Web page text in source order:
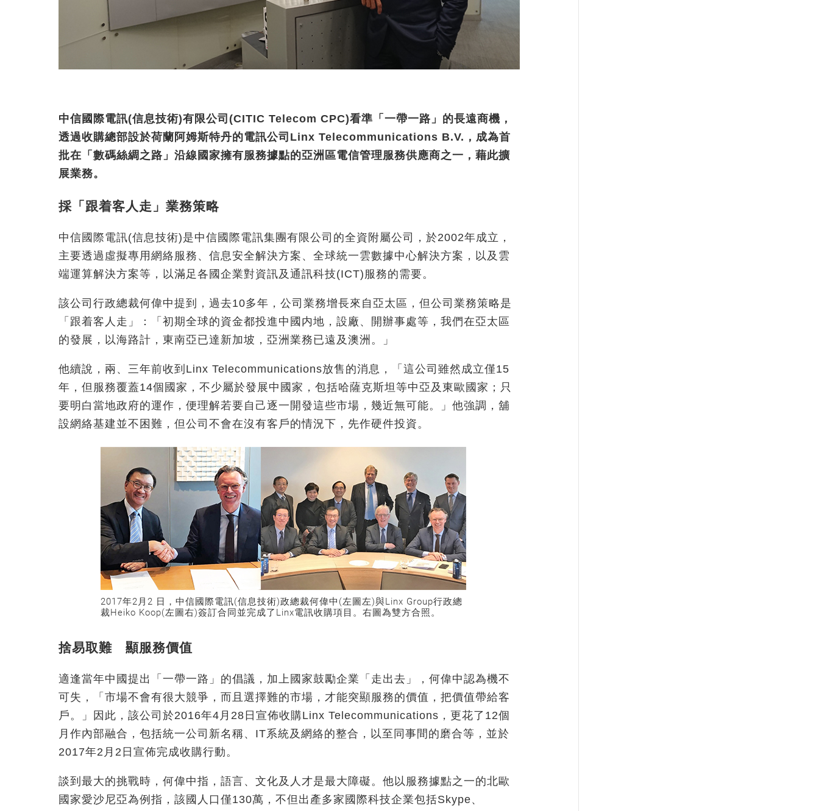
中信國際電訊(信息技術)有限公司(CITIC Telecom CPC)看準「一帶一路」的長遠商機，
透過收購總部設於荷蘭阿姆斯特丹的電訊公司Linx Telecommunications B.V.，成為首
批在「數碼絲綢之路」沿線國家擁有服務據點的亞洲區電信管理服務供應商之一，藉此擴
展業務。
採「跟着客人走」業務策略
中信國際電訊(信息技術)是中信國際電訊集團有限公司的全資附屬公司，於2002年成立，
主要透過虛擬專用網絡服務、信息安全解決方案、全球統一雲數據中心解決方案，以及雲
端運算解決方案等，以滿足各國企業對資訊及通訊科技(ICT)服務的需要。
該公司行政總裁何偉中提到，過去10多年，公司業務增長來自亞太區，但公司業務策略是
「跟着客人走」：「初期全球的資金都投進中國内地，設廠、開辦事處等，我們在亞太區
的發展，以海路計，東南亞已達新加坡，亞洲業務已遠及澳洲。」
他續說，兩、三年前收到Linx Telecommunications放售的消息，「這公司雖然成立僅15
年，但服務覆蓋14個國家，不少屬於發展中國家，包括哈薩克斯坦等中亞及東歐國家；只
要明白當地政府的運作，便理解若要自己逐一開發這些市場，幾近無可能。」他強調，舖
設網絡基建並不困難，但公司不會在沒有客戶的情況下，先作硬件投資。
2017年2月2 日，中信國際電訊(信息技術)政總裁何偉中(左圖左)與Linx Group行政總
裁Heiko Koop(左圖右)簽訂合同並完成了Linx電訊收購項目。右圖為雙方合照。
捨易取難 顯服務價值
適逢當年中國提出「一帶一路」的倡議，加上國家鼓勵企業「走出去」，何偉中認為機不
可失，「市場不會有很大競爭，而且選擇難的市場，才能突顯服務的價值，把價值帶給客
戶。」因此，該公司於2016年4月28日宣佈收購Linx Telecommunications，更花了12個
月作內部融合，包括統一公司新名稱、IT系統及網絡的整合，以至同事間的磨合等，並於
2017年2月2日宣佈完成收購行動。
談到最大的挑戰時，何偉中指，語言、文化及人才是最大障礙。他以服務據點之一的北歐
國家愛沙尼亞為例指，該國人口僅130萬，不但出產多家國際科技企業包括Skype、